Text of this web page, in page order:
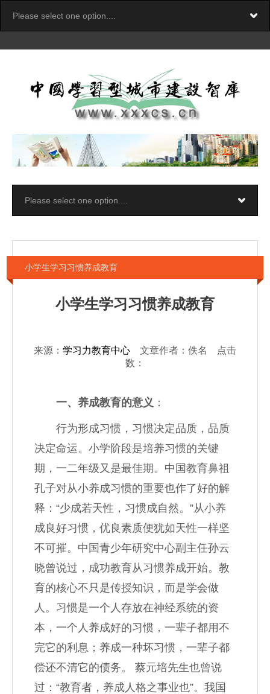
小学生学习习惯养成教育
小学生学习习惯养成教育
来源： 学习力教育中心 文章作者：佚名 点击
数：
一、养成教育的意义 ：
行为形成习惯，习惯决定品质，品质
决定命运。小学阶段是培养习惯的关键
期，一二年级又是最佳期。中国教育鼻祖
孔子对从小养成习惯的重要也作了好的解
释：“少成若天性，习惯成自然。”从小养
成良好习惯，优良素质便犹如天性一样坚
不可摧。中国青少年研究中心副主任孙云
晓曾说过，成功教育从习惯养成开始。教
育的核心不只是传授知识，而是学会做
人。习惯是一个人存放在神经系统的资
本，一个人养成好的习惯，一辈子都用不
完它的利息；养成一种坏习惯，一辈子都
偿还不清它的债务。 蔡元培先生也曾说
过：“教育者，养成人格之事业也”。我国